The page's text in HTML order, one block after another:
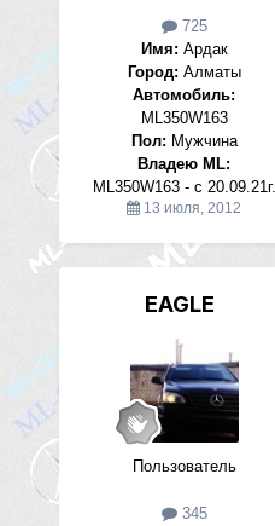
725
Имя: Ардак
Город: Алматы
Автомобиль:
ML350W163
Пол: Мужчина
Владею ML:
ML350W163 - c 20.09.21г.
13 июля, 2012
EAGLE
Пользователь
345